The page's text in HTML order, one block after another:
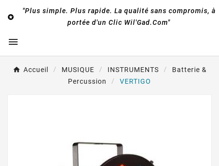

"Plus simple. Plus rapide. La qualité sans compromis, à
portée d'un Clic Wil'Gad.Com"

Accueil MUSIQUE INSTRUMENTS
Batterie &
Percussion
VERTIGO